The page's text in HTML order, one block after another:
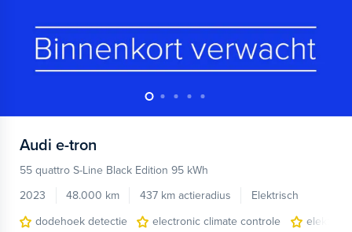
Audi e-tron
55 quattro S-Line Black Edition 95 kWh
2023
48.000 km 437 km actieradius
Elektrisch
dodehoek detectie
electronic climate controle